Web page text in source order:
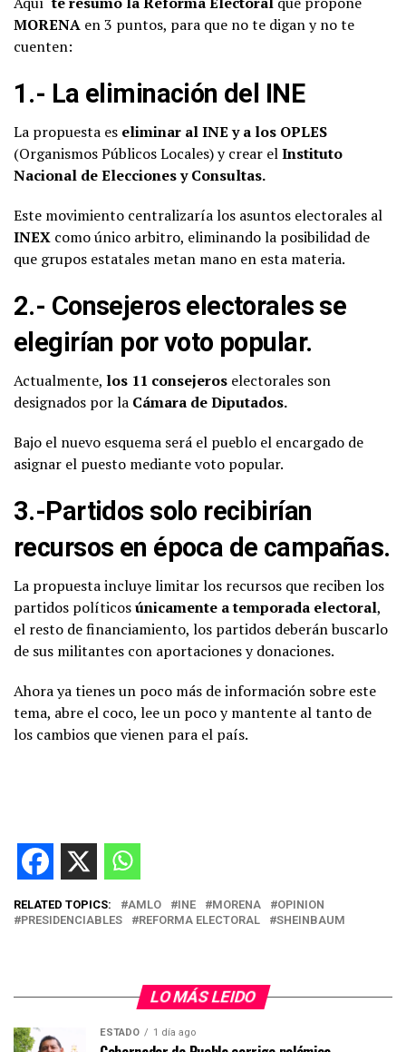
MORENA en 3 puntos, para que no te digan y no te
cuenten:
1.- La eliminación del INE
La propuesta es eliminar al INE y a los OPLES
(Organismos Públicos Locales) y crear elInstituto
Nacional de Elecciones y Consultas.
Este movimiento centralizaría los asuntos electorales al
INEX como único arbitro, eliminando la posibilidad de
que grupos estatales metan mano en esta materia.
2.- Consejeros electorales se
elegirían por voto popular.
Actualmente, los 11 consejeros electorales son
designados por la Cámara de Diputados.
Bajo el nuevo esquema será el pueblo el encargado de
asignar el puesto mediante voto popular.
3.-Partidos solo recibirían
recursos en época de campañas.
La propuesta incluye limitar los recursos que reciben los
partidos políticosúnicamente a temporada electoral,
el resto de financiamiento, los partidos deberán buscarlo
de sus militantes con aportaciones y donaciones.
Ahora ya tienes un poco más de información sobre este
tema, abre el coco, lee un poco y mantente al tanto de
los cambios que vienen para el país.
RELATED TOPICS: AMLO INE MORENA
OPINION
PRESIDENCIABLES
REFORMA ELECTORAL SHEINBAUM
LO MÁS LEIDO
ESTADO 1 día ago